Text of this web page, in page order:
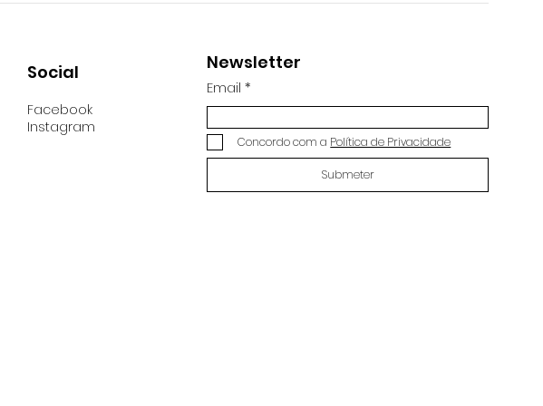
Facebook
Instagram
Social Newsletter
Email
Submeter
Concordo com a Política de Privacidade